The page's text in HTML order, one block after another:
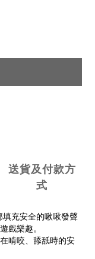
送貨及付款方
式
充安全的啾啾發聲
戲樂趣。
啃咬、舔舐時的安